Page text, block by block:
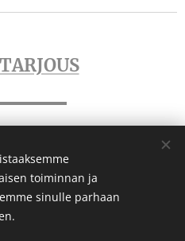
OY toiminnan ja
sinulle parhaan